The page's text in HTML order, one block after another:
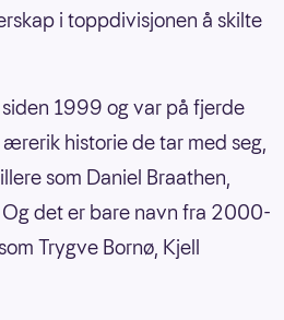
i toppdivisjonen å skilte
1999 og var på fjerde
historie de tar med seg,
som Daniel Braathen,
Og det er bare navn fra 2000-
Trygve Bornø, Kjell